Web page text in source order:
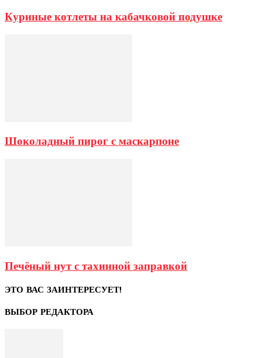
Куриные котлеты на кабачковой подушке
Шоколадный пирог с маскарпоне
Печёный нут с тахинной заправкой
ЭТО ВАС ЗАИНТЕРЕСУЕТ!
ВЫБОР РЕДАКТОРА